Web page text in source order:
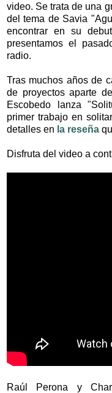
video. Se trata de una
del tema de Savia
encontrar en su
presentamos el
radio.
Tras muchos años de
de proyectos aparte
Escobedo lanza
primer trabajo en
detalles en la reseña
Disfruta del video a
Raúl Perona y